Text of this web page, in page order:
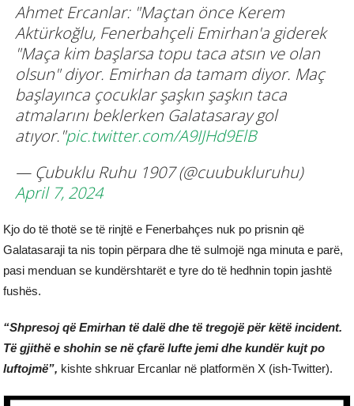
Ahmet Ercanlar: "Maçtan önce Kerem
Aktürkoğlu, Fenerbahçeli Emirhan'a giderek
"Maça kim başlarsa topu taca atsın ve olan
olsun" diyor. Emirhan da tamam diyor. Maç
başlayınca çocuklar şaşkın şaşkın taca
atmalarını beklerken Galatasaray gol
atıyor."pic.twitter.com/A9IJHd9ElB
— Çubuklu Ruhu 1907 (@cuubukluruhu)
April 7, 2024
Kjo do të thotë se të rinjtë e Fenerbahçes nuk po prisnin që
Galatasaraji ta nis topin përpara dhe të sulmojë nga minuta e parë,
pasi menduan se kundërshtarët e tyre do të hedhnin topin jashtë
fushës.
“Shpresoj që Emirhan të dalë dhe të tregojë për këtë incident.
Të gjithë e shohin se në çfarë lufte jemi dhe kundër kujt po
luftojmë”, kishte shkruar Ercanlar në platformën X (ish-Twitter).